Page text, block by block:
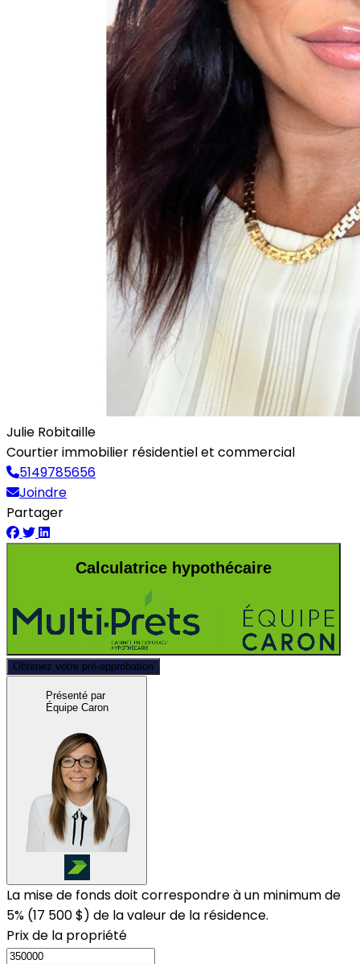
Julie Robitaille
Courtier immobilier résidentiel et commercial
5149785656
Joindre
Partager
Calculatrice hypothécaire
Obtenez votre pré-approbation
Présenté par
Équipe Caron
La mise de fonds doit correspondre à un minimum de
5% (17 500 $) de la valeur de la résidence.
Prix de la propriété